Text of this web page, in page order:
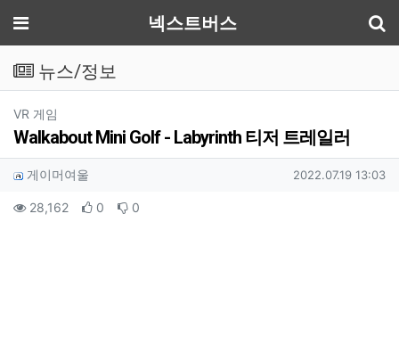
메뉴 넥스트버스
뉴스/정보
VR 게임
Walkabout Mini Golf - Labyrinth 티저 트레일러
작성자 정보
게이머여울 작성일
2022.07.19 13:03
컨텐츠 정보
28,162조회 0 추천 0